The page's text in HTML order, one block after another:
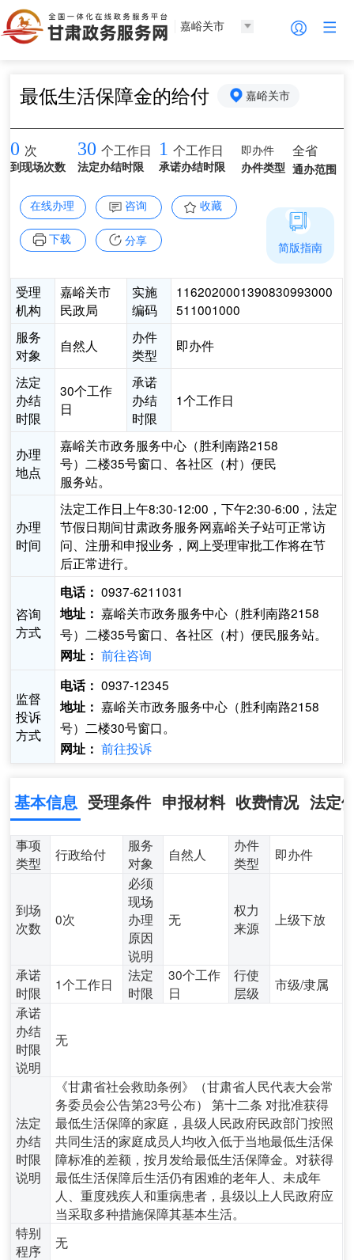
嘉峪关市
最低生活保障金的给付 嘉峪关市
0 次
到现场次数
30 个工作日
法定办结时限
1 个工作日
承诺办结时限
即办件
办件类型
全省
通办范围
在线办理 咨询 收藏
下载 分享
受理
机构
嘉峪关市
民政局
实施
编码
1162020001390830993000
511001000
服务
对象
自然人
办件
类型
即办件
法定
办结
时限
30个工作
日
承诺
办结
时限
1个工作日
办理
地点
嘉峪关市政务服务中心（胜利南路2158
号）二楼35号窗口、各社区（村）便民
服务站。
办理
时间
法定工作日上午8:30-12:00，下午2:30-6:00，法定
节假日期间甘肃政务服务网嘉峪关子站可正常访
问、注册和申报业务，网上受理审批工作将在节
后正常进行。
咨询
方式
电话： 0937-6211031
地址： 嘉峪关市政务服务中心（胜利南路2158
号）二楼35号窗口、各社区（村）便民服务站。
网址： 前往咨询
监督
投诉
方式
电话： 0937-12345
地址： 嘉峪关市政务服务中心（胜利南路2158
号）二楼30号窗口。
网址： 前往投诉
简版指南
基本信息 受理条件 申报材料 收费情况 法定
事项
类型
行政给付
服务
对象
自然人
办件
类型
即办件
到场
次数
0次
必须
现场
办理
原因
说明
无
权力
来源
上级下放
承诺
时限
1个工作日
法定
时限
30个工作
日
行使
层级
市级/隶属
承诺
办结
时限
说明
无
法定
办结
时限
说明
《甘肃省社会救助条例》（甘肃省人民代表大会常
务委员会公告第23号公布） 第十二条 对批准获得
最低生活保障的家庭，县级人民政府民政部门按照
共同生活的家庭成员人均收入低于当地最低生活保
障标准的差额，按月发给最低生活保障金。对获得
最低生活保障后生活仍有困难的老年人、未成年
人、重度残疾人和重病患者，县级以上人民政府应
当采取多种措施保障其基本生活。
特别
程序
无